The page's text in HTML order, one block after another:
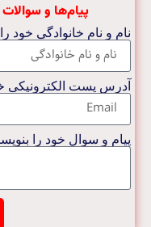
پیام‌ها و سوالات
نام و نام خانوادگی خود
آدرس پست الکترونیکی
پیام و سوال خود را